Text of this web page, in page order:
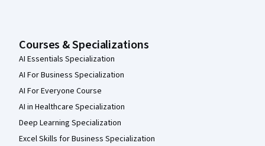
Courses & Specializations
AI Essentials Specialization
AI For Business Specialization
AI For Everyone Course
AI in Healthcare Specialization
Deep Learning Specialization
Excel Skills for Business Specialization